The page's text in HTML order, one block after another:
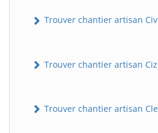
Trouver chantier artisan
Trouver chantier artisan
Trouver chantier artisan